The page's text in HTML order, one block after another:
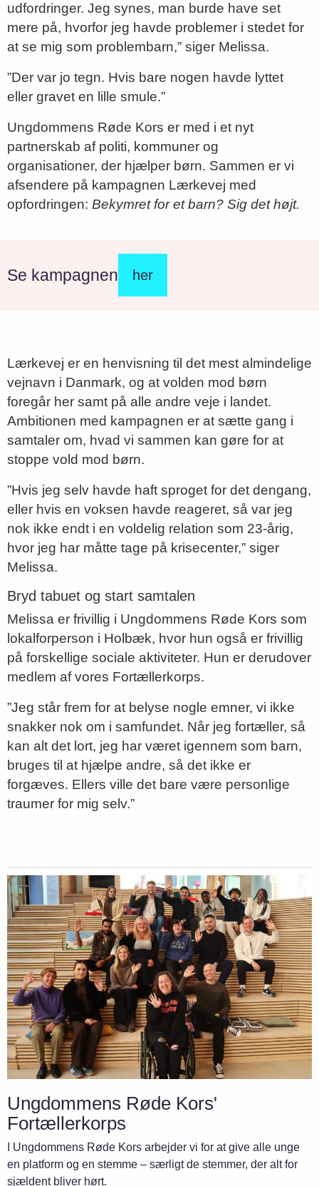
udfordringer. Jeg synes, man burde have set
mere på, hvorfor jeg havde problemer i stedet for
at se mig som problembarn,” siger Melissa.
”Der var jo tegn. Hvis bare nogen havde lyttet
eller gravet en lille smule.”
Ungdommens Røde Kors er med i et nyt
partnerskab af politi, kommuner og
organisationer, der hjælper børn. Sammen er vi
afsendere på kampagnen Lærkevej med
opfordringen: Bekymret for et barn? Sig det højt.
Se kampagnen her
Lærkevej er en henvisning til det mest almindelige
vejnavn i Danmark, og at volden mod børn
foregår her samt på alle andre veje i landet.
Ambitionen med kampagnen er at sætte gang i
samtaler om, hvad vi sammen kan gøre for at
stoppe vold mod børn.
”Hvis jeg selv havde haft sproget for det dengang,
eller hvis en voksen havde reageret, så var jeg
nok ikke endt i en voldelig relation som 23-årig,
hvor jeg har måtte tage på krisecenter,” siger
Melissa.
Bryd tabuet og start samtalen
Melissa er frivillig i Ungdommens Røde Kors som
lokalforperson i Holbæk, hvor hun også er frivillig
på forskellige sociale aktiviteter. Hun er derudover
medlem af vores Fortællerkorps.
”Jeg står frem for at belyse nogle emner, vi ikke
snakker nok om i samfundet. Når jeg fortæller, så
kan alt det lort, jeg har været igennem som barn,
bruges til at hjælpe andre, så det ikke er
forgæves. Ellers ville det bare være personlige
traumer for mig selv.”
Ungdommens Røde Kors'
Fortællerkorps
I Ungdommens Røde Kors arbejder vi for at give alle unge
en platform og en stemme – særligt de stemmer, der alt for
sjældent bliver hørt.